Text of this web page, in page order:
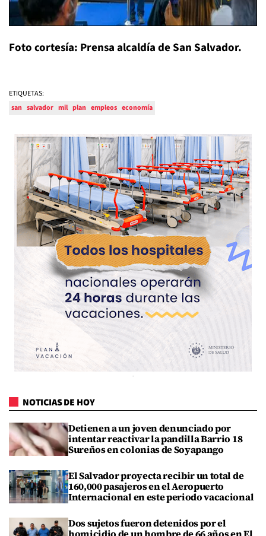
Foto cortesía: Prensa alcaldía de San Salvador.
ETIQUETAS:
san salvador mil plan empleos economía
NOTICIAS DE HOY
Detienen a un joven denunciado por
intentar reactivar la pandilla Barrio 18
Sureños en colonias de Soyapango
El Salvador proyecta recibir un total de
160,000 pasajeros en el Aeropuerto
Internacional en este periodo vacacional
Dos sujetos fueron detenidos por el